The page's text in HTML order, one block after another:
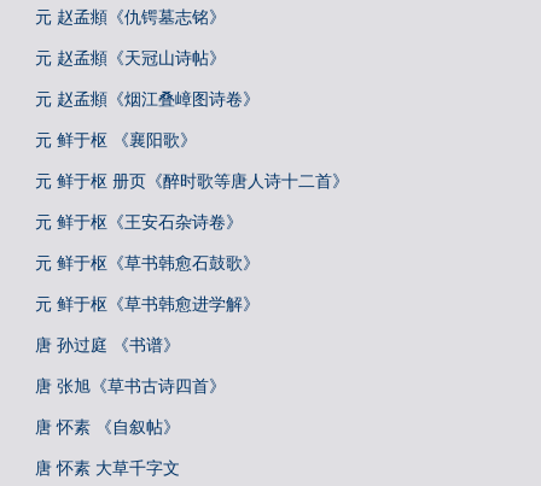
元 赵孟頫《仇锷墓志铭》
元 赵孟頫《天冠山诗帖》
元 赵孟頫《烟江叠嶂图诗卷》
元 鲜于枢 《襄阳歌》
元 鲜于枢 册页《醉时歌等唐人诗十二首》
元 鲜于枢《王安石杂诗卷》
元 鲜于枢《草书韩愈石鼓歌》
元 鲜于枢《草书韩愈进学解》
唐 孙过庭 《书谱》
唐 张旭《草书古诗四首》
唐 怀素 《自叙帖》
唐 怀素 大草千字文